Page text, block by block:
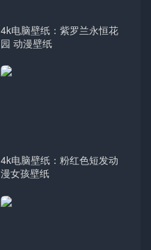
4k电脑壁纸：紫罗兰永恒花
园 动漫壁纸
4k电脑壁纸：粉红色短发动
漫女孩壁纸